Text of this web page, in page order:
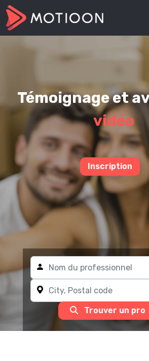
Témoignage et
vidéo
Inscription
Trouver un pro